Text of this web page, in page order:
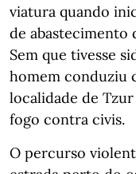
viatura quando
de abastecimento
Sem que tivesse
homem conduziu
localidade de
fogo contra civis.
O percurso